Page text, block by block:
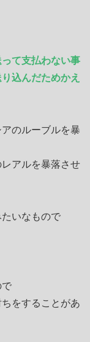
て支払わない事
り込んだためかえ
のルーブルを暴
アルを暴落させ
いなもので
で
をすることがあ